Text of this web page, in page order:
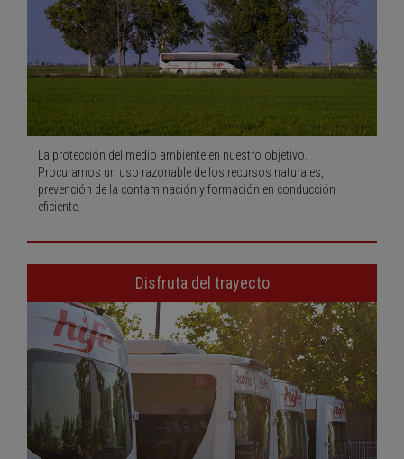
La protección del medio ambiente en nuestro objetivo.
Procuramos un uso razonable de los recursos naturales,
prevención de la contaminación y formación en conducción
eficiente.
Disfruta del trayecto